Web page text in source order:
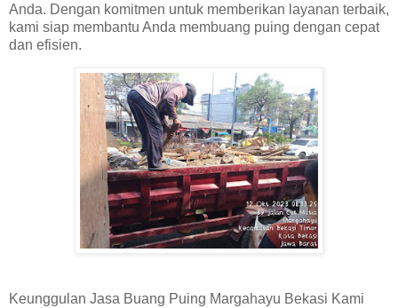
Anda. Dengan komitmen untuk memberikan layanan terbaik,
kami siap membantu Anda membuang puing dengan cepat
dan efisien.
Keunggulan Jasa Buang Puing Margahayu Bekasi Kami